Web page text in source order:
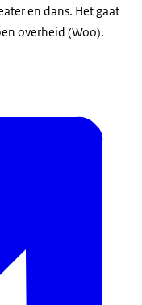
en dans. Het gaat
overheid (Woo).